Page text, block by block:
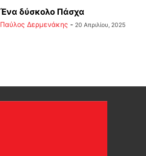
Ένα δύσκολο Πάσχα
Παύλος Δερμενάκης - 20 Απριλίου, 2025